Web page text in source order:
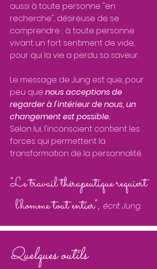
aussi à toute personne "en
recherche", désireuse de se
comprendre ; à toute personne
vivant un fort sentiment de vide,
pour qui la vie a perdu sa saveur.
Le message de Jung est que, pour
peu que nous acceptions de
regarder à l'intérieur de nous, un
changement est possible.
Selon lui, l'inconscient contient les
forces qui permettent la
transformation de la personnalité.
"Le travail thérapeutique requiert
l'homme tout entier", écrit Jung.
Quelques outils